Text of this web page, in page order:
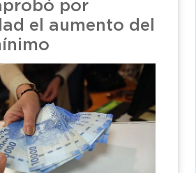
por
el aumento del